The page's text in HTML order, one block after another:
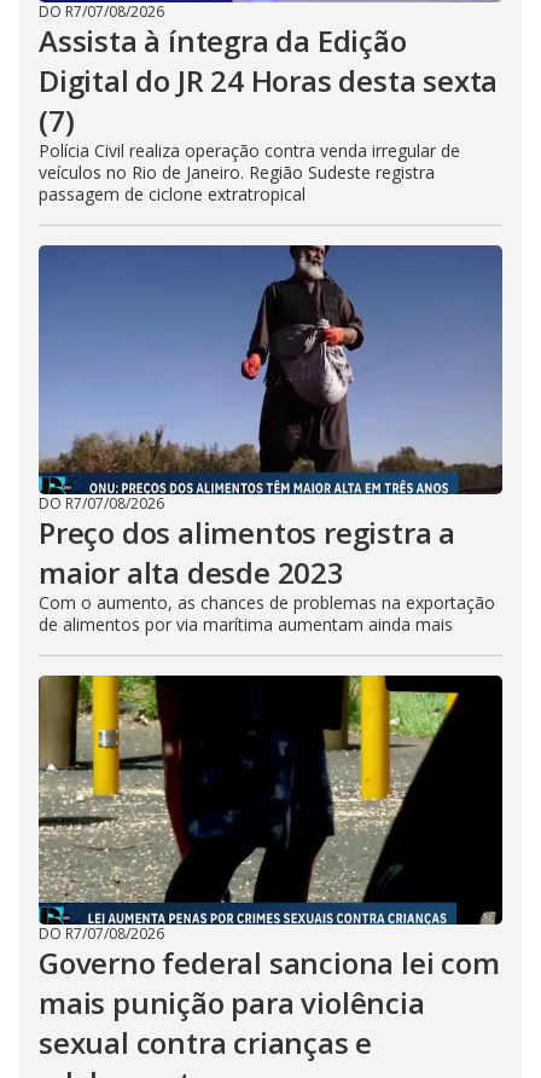
DO R7/07/08/2026
Assista à íntegra da Edição
Digital do JR 24 Horas desta sexta
(7)
Polícia Civil realiza operação contra venda irregular de
veículos no Rio de Janeiro. Região Sudeste registra
passagem de ciclone extratropical
DO R7/07/08/2026
Preço dos alimentos registra a
maior alta desde 2023
Com o aumento, as chances de problemas na exportação
de alimentos por via marítima aumentam ainda mais
DO R7/07/08/2026
Governo federal sanciona lei com
mais punição para violência
sexual contra crianças e